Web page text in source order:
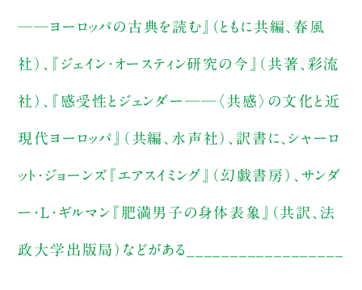
──ヨーロッパの古典を読む』（ともに共編、春風
社）、『ジェイン・オースティン研究の今』（共著、彩流
社）、『感受性とジェンダー──〈共感〉の文化と近
現代ヨーロッパ』（共編、水声社）、訳書に、シャーロ
ット・ジョーンズ『エアスイミング』（幻戯書房）、サンダ
ー・L・ギルマン『肥満男子の身体表象』（共訳、法
政大学出版局）などがある__________________